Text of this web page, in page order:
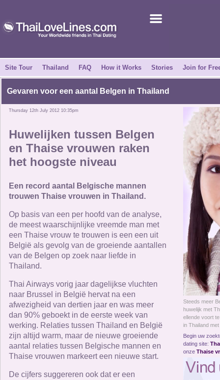
Success Stories
News Centre
About Us
How it Works
Site Tour
Contact Us
Online Now
Women Online
Site Tour Thailand FAQ How it Works Stories Join for
Gevaren voor een aantal Belgen in Thailand
Thursday 12th July 2012 10:35pm
Huwelijken tussen Belgen
en Thaise vrouwen raken
het hoogste niveau
Een record aantal Belgische mannen
trouwen Thaise vrouwen in Thailand.
Op basis van een per hoofd van de analyse,
de meest waarschijnlijke vreemde man met
een Thaise vrouw te trouwen is een een uit
België als gevolg van de groeiende aantallen
van de Belgen op zoek naar liefde in
Thailand.
Thai Airways vorig jaar dagelijkse vluchten
naar Brussel in België hervat na een
afwezigheid van dertien jaar en was meer
dan 90% geboekt in de eerste week van
werking. Relaties tussen Thailand en België
zijn altijd warm, maar de nieuwe groeiende
aantal relaties tussen Belgische mannen en
Thaise vrouwen markeert een nieuwe start.
De cijfers suggereren ook dat er een
Steeds meer
huwelijk met
ellende voort
in Thailand
Begin uw
dating site:
onze Thaise